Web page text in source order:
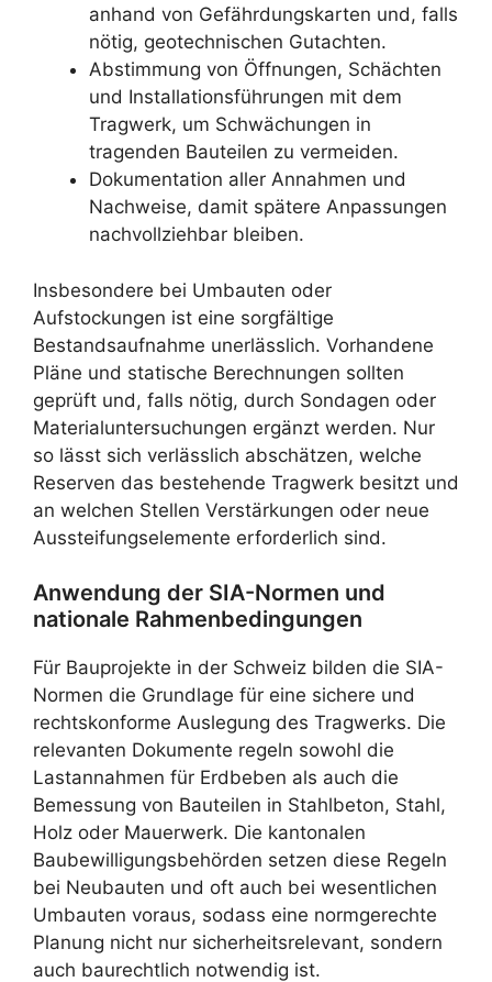
anhand von Gefährdungskarten und, falls
nötig, geotechnischen Gutachten.
Abstimmung von Öffnungen, Schächten
und Installationsführungen mit dem
Tragwerk, um Schwächungen in
tragenden Bauteilen zu vermeiden.
Dokumentation aller Annahmen und
Nachweise, damit spätere Anpassungen
nachvollziehbar bleiben.
Insbesondere bei Umbauten oder
Aufstockungen ist eine sorgfältige
Bestandsaufnahme unerlässlich. Vorhandene
Pläne und statische Berechnungen sollten
geprüft und, falls nötig, durch Sondagen oder
Materialuntersuchungen ergänzt werden. Nur
so lässt sich verlässlich abschätzen, welche
Reserven das bestehende Tragwerk besitzt und
an welchen Stellen Verstärkungen oder neue
Aussteifungselemente erforderlich sind.
Anwendung der SIA-Normen und
nationale Rahmenbedingungen
Für Bauprojekte in der Schweiz bilden die SIA-
Normen die Grundlage für eine sichere und
rechtskonforme Auslegung des Tragwerks. Die
relevanten Dokumente regeln sowohl die
Lastannahmen für Erdbeben als auch die
Bemessung von Bauteilen in Stahlbeton, Stahl,
Holz oder Mauerwerk. Die kantonalen
Baubewilligungsbehörden setzen diese Regeln
bei Neubauten und oft auch bei wesentlichen
Umbauten voraus, sodass eine normgerechte
Planung nicht nur sicherheitsrelevant, sondern
auch baurechtlich notwendig ist.